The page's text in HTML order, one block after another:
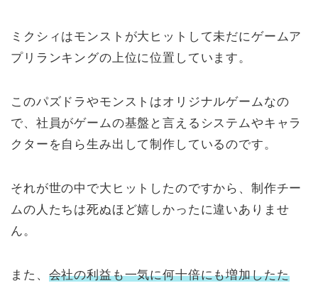
ミクシィはモンストが大ヒットして未だにゲームア
プリランキングの上位に位置しています。
このパズドラやモンストはオリジナルゲームなの
で、社員がゲームの基盤と言えるシステムやキャラ
クターを自ら生み出して制作しているのです。
それが世の中で大ヒットしたのですから、制作チー
ムの人たちは死ぬほど嬉しかったに違いありませ
ん。
また、 会社の利益も一気に何十倍にも増加したた